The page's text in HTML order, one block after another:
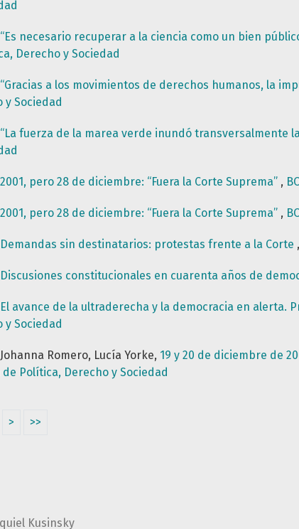
“Es necesario recuperar a la ciencia como un bien
Derecho y Sociedad
“Gracias a los movimientos de derechos humanos, la
y Sociedad
“La fuerza de la marea verde inundó transversalmente
2001, pero 28 de diciembre: “Fuera la Corte Suprema” ,
2001, pero 28 de diciembre: “Fuera la Corte Suprema” ,
Demandas sin destinatarios: protestas frente a la Corte ,
Discusiones constitucionales en cuarenta años de
El avance de la ultraderecha y la democracia en alerta.
y Sociedad
Romero, Lucía Yorke, 19 y 20 de diciembre de
de Política, Derecho y Sociedad
> >>
Kusinsky